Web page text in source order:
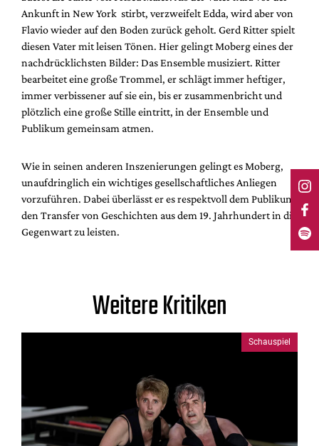
Ankunft in New York stirbt, verzweifelt Edda, wird aber von
Flavio wieder auf den Boden zurück geholt. Gerd Ritter spielt
diesen Vater mit leisen Tönen. Hier gelingt Moberg eines der
nachdrücklichsten Bilder: Das Ensemble musiziert. Ritter
bearbeitet eine große Trommel, er schlägt immer heftiger,
immer verbissener auf sie ein, bis er zusammenbricht und
plötzlich eine große Stille eintritt, in der Ensemble und
Publikum gemeinsam atmen.
Wie in seinen anderen Inszenierungen gelingt es Moberg,
unaufdringlich ein wichtiges gesellschaftliches Anliegen
vorzuführen. Dabei überlässt er es respektvoll dem Publikum
den Transfer von Geschichten aus dem 19. Jahrhundert in die
Gegenwart zu leisten.
Weitere Kritiken
Schauspiel